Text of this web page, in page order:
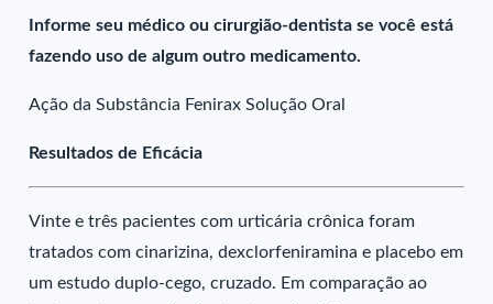
Informe seu médico ou cirurgião-dentista se você está
fazendo uso de algum outro medicamento.
Ação da Substância Fenirax Solução Oral
Resultados de Eficácia
Vinte e três pacientes com urticária crônica foram
tratados com cinarizina, dexclorfeniramina e placebo em
um estudo duplo-cego, cruzado. Em comparação ao